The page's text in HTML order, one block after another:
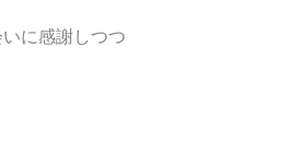
に感謝しつつ